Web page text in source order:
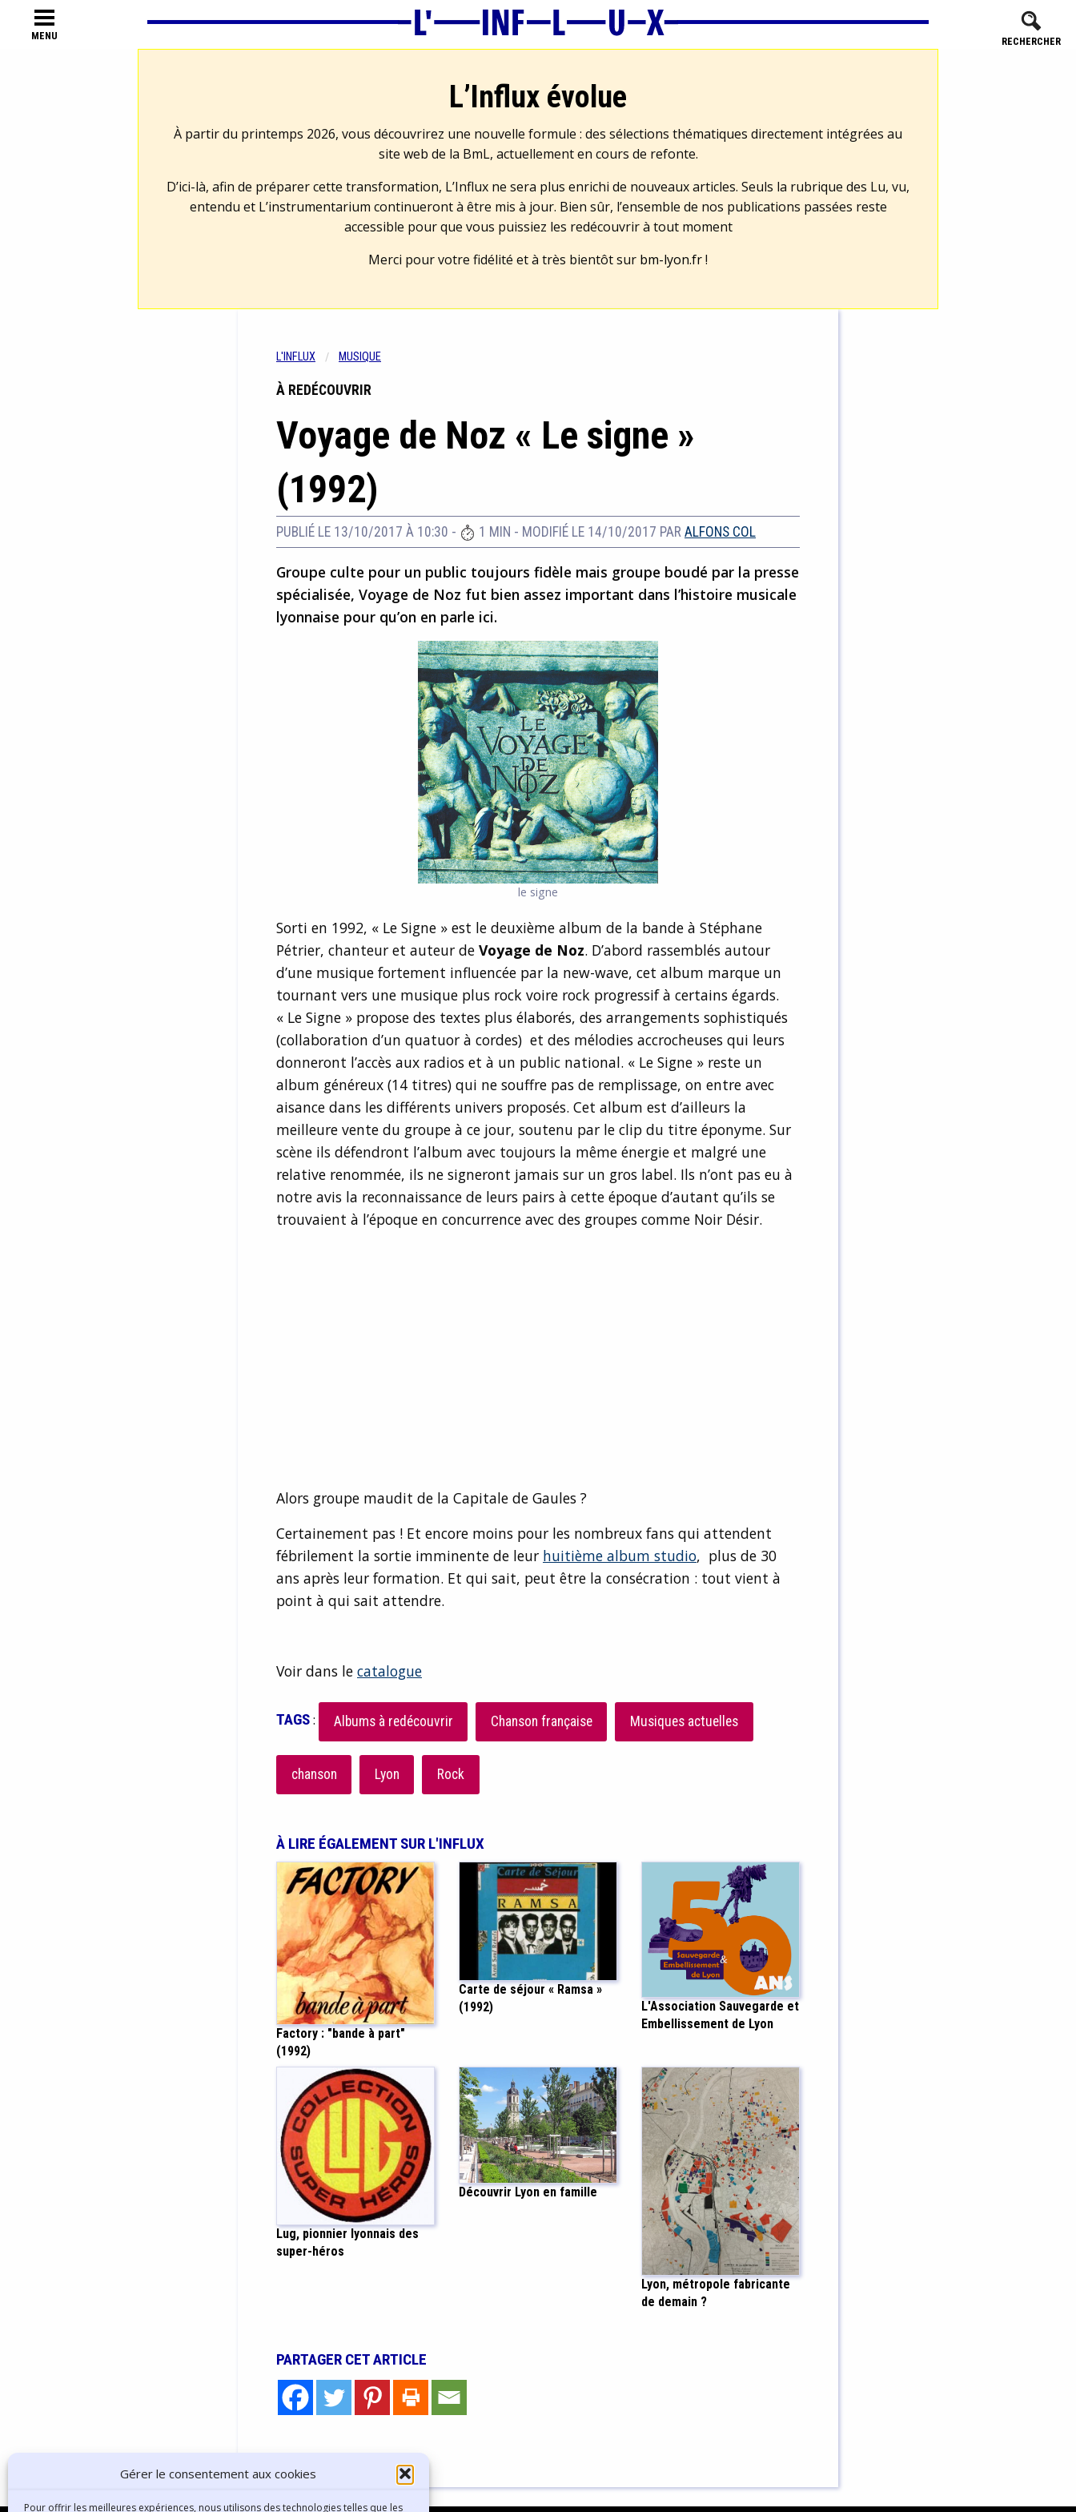
Gérer le consentement aux cookies
Pour offrir les meilleures expériences, nous utilisons des technologies telles que les
MENU RECHERCHER
L’Influx évolue
À partir du printemps 2026, vous découvrirez une nouvelle formule : des sélections thématiques directement intégrées au
site web de la BmL, actuellement en cours de refonte.
D’ici-là, afin de préparer cette transformation, L’Influx ne sera plus enrichi de nouveaux articles. Seuls la rubrique des Lu, vu,
entendu et L’instrumentarium continueront à être mis à jour. Bien sûr, l’ensemble de nos publications passées reste
accessible pour que vous puissiez les redécouvrir à tout moment
Merci pour votre fidélité et à très bientôt sur bm-lyon.fr!
L'INFLUX MUSIQUE
À REDÉCOUVRIR
Voyage de Noz « Le signe »
(1992)
PUBLIÉ LE 13/10/2017 À 10:30 - 1 MIN - MODIFIÉ LE 14/10/2017 PAR ALFONS COL
Groupe culte pour un public toujours fidèle mais groupe boudé par la presse
spécialisée, Voyage de Noz fut bien assez important dans l’histoire musicale
lyonnaise pour qu’on en parle ici.
le signe
Sorti en 1992, « Le Signe » est le deuxième album de la bande à Stéphane
Pétrier, chanteur et auteur de Voyage de Noz. D’abord rassemblés autour
d’une musique fortement influencée par la new-wave, cet album marque un
tournant vers une musique plus rock voire rock progressif à certains égards.
« Le Signe » propose des textes plus élaborés, des arrangements sophistiqués
(collaboration d’un quatuor à cordes) et des mélodies accrocheuses qui leurs
donneront l’accès aux radios et à un public national. « Le Signe » reste un
album généreux (14 titres) qui ne souffre pas de remplissage, on entre avec
aisance dans les différents univers proposés. Cet album est d’ailleurs la
meilleure vente du groupe à ce jour, soutenu par le clip du titre éponyme. Sur
scène ils défendront l’album avec toujours la même énergie et malgré une
relative renommée, ils ne signeront jamais sur un gros label. Ils n’ont pas eu à
notre avis la reconnaissance de leurs pairs à cette époque d’autant qu’ils se
trouvaient à l’époque en concurrence avec des groupes comme Noir Désir.
Alors groupe maudit de la Capitale de Gaules ?
Certainement pas ! Et encore moins pour les nombreux fans qui attendent
fébrilement la sortie imminente de leur huitième album studio, plus de 30
ans après leur formation. Et qui sait, peut être la consécration : tout vient à
point à qui sait attendre.
Voir dans le catalogue
TAGS: Albums à redécouvrir Chanson française Musiques actuelles
chanson Lyon Rock
À LIRE ÉGALEMENT SUR L'INFLUX
Factory : "bande à part"
(1992)
Carte de séjour « Ramsa »
(1992)
L'Association Sauvegarde et
Embellissement de Lyon
Lug, pionnier lyonnais des
super-héros
Découvrir Lyon en famille
Lyon, métropole fabricante
de demain ?
PARTAGER CET ARTICLE